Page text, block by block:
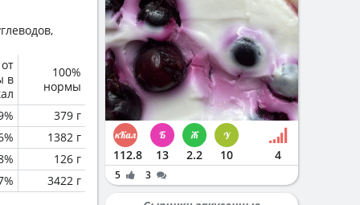
в
100%
нормы
379 г
1382 г
126 г
3422 г
112.8 13 2.2 10 4
5 3